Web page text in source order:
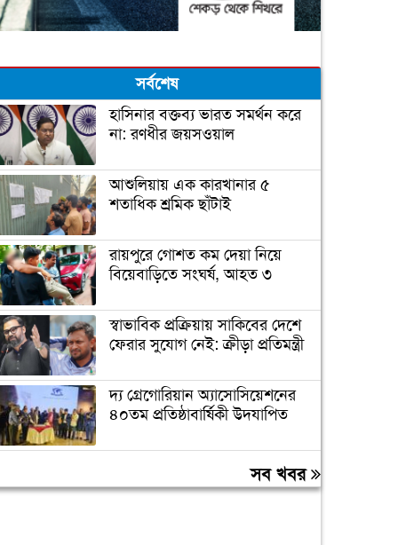
সর্বশেষ
হাসিনার বক্তব্য ভারত সমর্থন করে
না: রণধীর জয়সওয়াল
আশুলিয়ায় এক কারখানার ৫
শতাধিক শ্রমিক ছাঁটাই
রায়পুরে গোশত কম দেয়া নিয়ে
বিয়েবাড়িতে সংঘর্ষ, আহত ৩
স্বাভাবিক প্রক্রিয়ায় সাকিবের দেশে
ফেরার সুযোগ নেই: ক্রীড়া প্রতিমন্ত্রী
দ্য গ্রেগোরিয়ান অ্যাসোসিয়েশনের
৪০তম প্রতিষ্ঠাবার্ষিকী উদযাপিত
প্রধানমন্ত্রীকে বরণে প্রস্তুত চট্টগ্রাম,
নেতাকর্মীরা উজ্জীবিত
সব খবর